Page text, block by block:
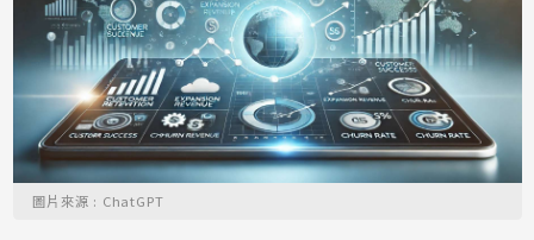
圖片來源 : ChatGPT